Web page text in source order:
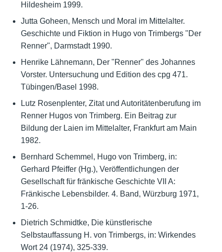
Hildesheim 1999.
Jutta Goheen, Mensch und Moral im Mittelalter.
Geschichte und Fiktion in Hugo von Trimbergs "Der
Renner", Darmstadt 1990.
Henrike Lähnemann, Der "Renner" des Johannes
Vorster. Untersuchung und Edition des cpg 471.
Tübingen/Basel 1998.
Lutz Rosenplenter, Zitat und Autoritätenberufung im
Renner Hugos von Trimberg. Ein Beitrag zur
Bildung der Laien im Mittelalter, Frankfurt am Main
1982.
Bernhard Schemmel, Hugo von Trimberg, in:
Gerhard Pfeiffer (Hg.), Veröffentlichungen der
Gesellschaft für fränkische Geschichte VII A:
Fränkische Lebensbilder. 4. Band, Würzburg 1971,
1-26.
Dietrich Schmidtke, Die künstlerische
Selbstauffassung H. von Trimbergs, in: Wirkendes
Wort 24 (1974), 325-339.